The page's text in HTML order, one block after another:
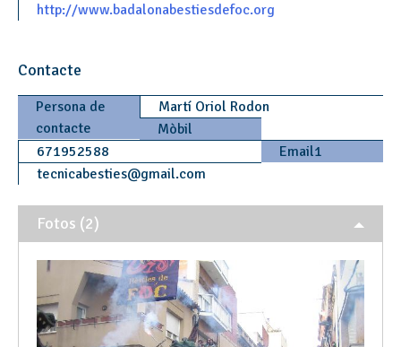
http://www.badalonabestiesdefoc.org
Contacte
Persona de
contacte
Martí Oriol Rodon
Mòbil
671952588
Email1
tecnicabesties@gmail.com
Fotos (2)